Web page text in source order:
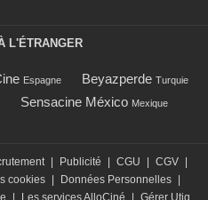
L'ÉTRANGER
Espagne Beyazperde Turquie
Sensacine México Mexique
Publicité CGU CGV
cookies Données Personnelles